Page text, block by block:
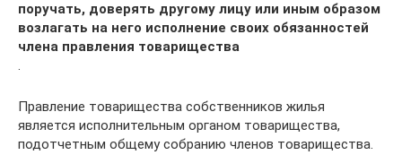
поручать, доверять другому лицу или иным образом
возлагать на него исполнение своих обязанностей
члена правления товарищества
.
Правление товарищества собственников жилья
является исполнительным органом товарищества,
подотчетным общему собранию членов товарищества.